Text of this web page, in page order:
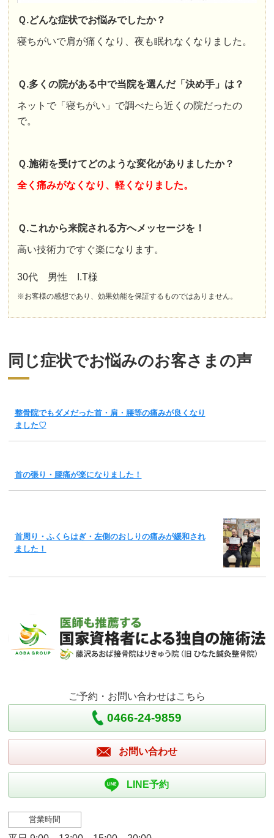
Ｑ.どんな症状でお悩みでしたか？
寝ちがいで肩が痛くなり、夜も眠れなくなりました。
Ｑ.多くの院がある中で当院を選んだ「決め手」は？
ネットで「寝ちがい」で調べたら近くの院だったの
で。
Ｑ.施術を受けてどのような変化がありましたか？
全く痛みがなくなり、軽くなりました。
Ｑ.これから来院される方へメッセージを！
高い技術力ですぐ楽になります。
30代 男性 I.T様
※お客様の感想であり、効果効能を保証するものではありません。
同じ症状でお悩みのお客さまの声
整骨院でもダメだった首・肩・腰等の痛みが良くなり
ました♡
首の張り・腰痛が楽になりました！
首周り・ふくらはぎ・左側のおしりの痛みが緩和され
ました！
ご予約・お問い合わせはこちら
0466-24-9859
お問い合わせ
LINE予約
営業時間